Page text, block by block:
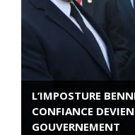
L’IMPOSTURE
CONFIANCE
GOUVERNEMENT